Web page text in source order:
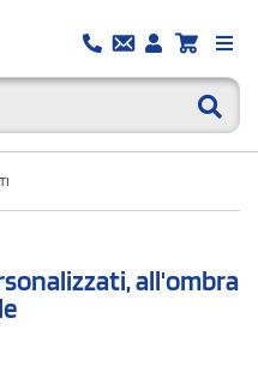
all'ombra